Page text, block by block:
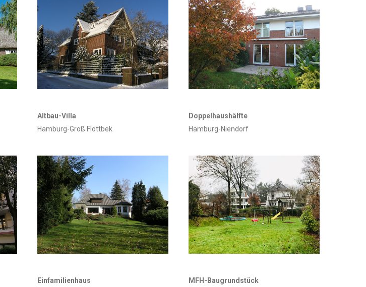
Altbau-Villa
Hamburg-Groß Flottbek
Doppelhaushälfte
Hamburg-Niendorf
Einfamilienhaus
MFH-Baugrundstück